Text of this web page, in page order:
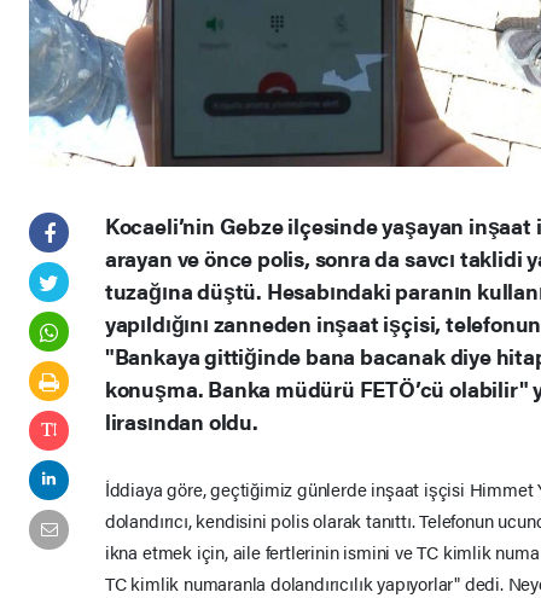
Kocaeli’nin Gebze ilçesinde yaşayan
arayan ve önce polis, sonra da savcı taklidi
tuzağına düştü. Hesabındaki paranın
yapıldığını zanneden inşaat işçisi,
"Bankaya gittiğinde bana bacanak diye
konuşma. Banka müdürü FETÖ’cü olabilir"
lirasından oldu.
İddiaya göre, geçtiğimiz günlerde inşaat işçisi Himmet
dolandırıcı, kendisini polis olarak tanıttı. Telefonun
ikna etmek için, aile fertlerinin ismini ve TC kimlik
TC kimlik numaranla dolandırıcılık yapıyorlar" dedi.